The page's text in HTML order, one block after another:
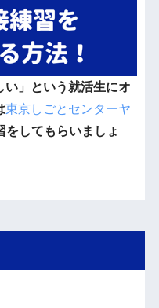
い」という就活生にオ
東京しごとセンターヤ
をしてもらいましょ